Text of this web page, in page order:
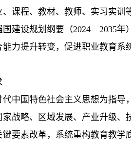
程、教材、教师、实习实训
建设规划纲要（2024—2035
力提升转变，促进职业教育
国特色社会主义思想为指导
战略、区域发展、产业升级
要素改革，系统重构教育教